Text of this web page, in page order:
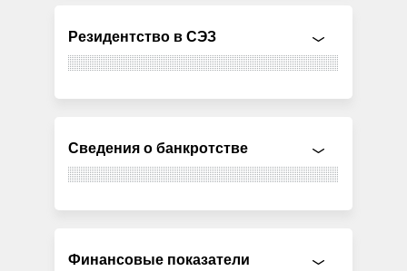
Резидентство в СЭЗ
Сведения о банкротстве
Финансовые показатели